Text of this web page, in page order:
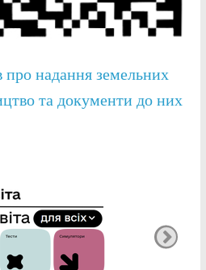
про надання земельних
та документи до них